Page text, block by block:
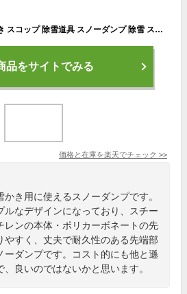
[最大400円クーポン]雪かき スコップ 除雪道具 スノーダンプ 除雪 スノープッシャー ダンプ 道具 雪かき 雪かきダンプ 除雪 雪押し 大雪対策 道具 雪掻き スコップ スノーショベル 雪かき棒 雪対策 雪用品 雪運び ポリカブレードダンプ アイリスオーヤマ N130
品をサイトでみる
価格と在庫を楽天でチェック >>
き用に使えるスノーダンプです。
ルなデザインになっており、スチー
レンの本体・ポリカーボネートの先
やすく、丈夫で耐久性のある先端部
ーダンプです。コスト的にも他と遜
良いのではないかと思います。